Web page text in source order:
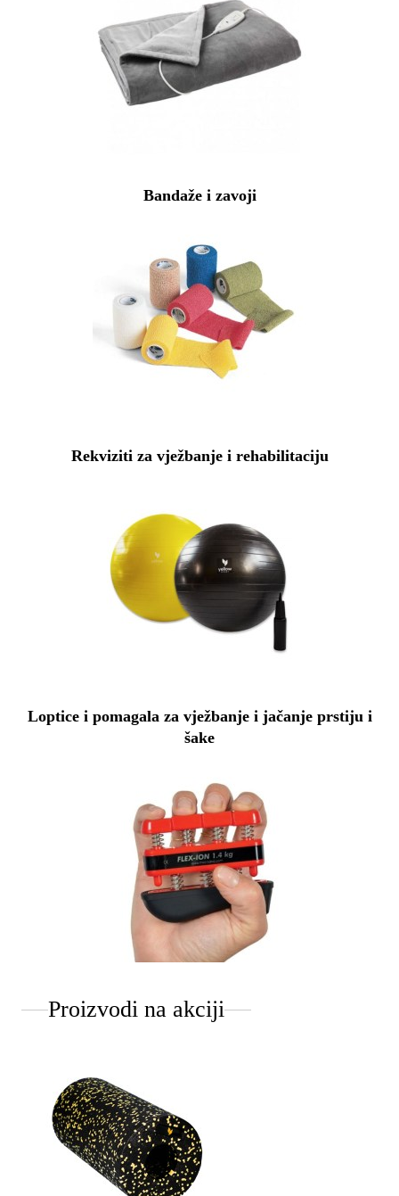
Bandaže i zavoji
Rekviziti za vježbanje i rehabilitaciju
Loptice i pomagala za vježbanje i jačanje prstiju i
šake
Proizvodi na akciji